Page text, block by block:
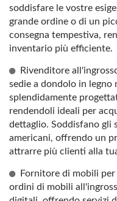
soddisfare le vostre
grande ordine o di un
consegna tempestiva,
inventario più efficiente.
Rivenditore
sedie a dondolo in legno
splendidamente
rendendoli ideali per
dettaglio. Soddisfano gli
americani, offrendo un
attrarre più clienti alla
Fornitore di mobili
ordini di mobili